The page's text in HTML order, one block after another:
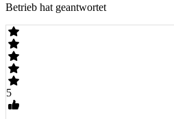
Betrieb hat geantwortet
5